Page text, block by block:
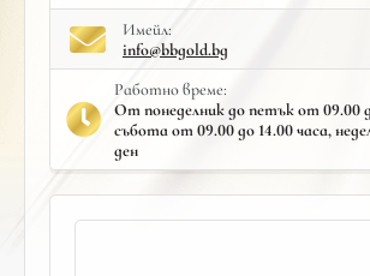
Имейл:
info@bbgold.bg
Работно време:
От понеделник до петък от 09.00
събота от 09.00 до 14.00 часа,
ден